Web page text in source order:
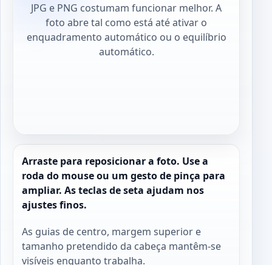
JPG e PNG costumam funcionar melhor. A
foto abre tal como está até ativar o
enquadramento automático ou o equilíbrio
automático.
Arraste para reposicionar a foto. Use a
roda do mouse ou um gesto de pinça para
ampliar. As teclas de seta ajudam nos
ajustes finos.
As guias de centro, margem superior e
tamanho pretendido da cabeça mantêm-se
visíveis enquanto trabalha.